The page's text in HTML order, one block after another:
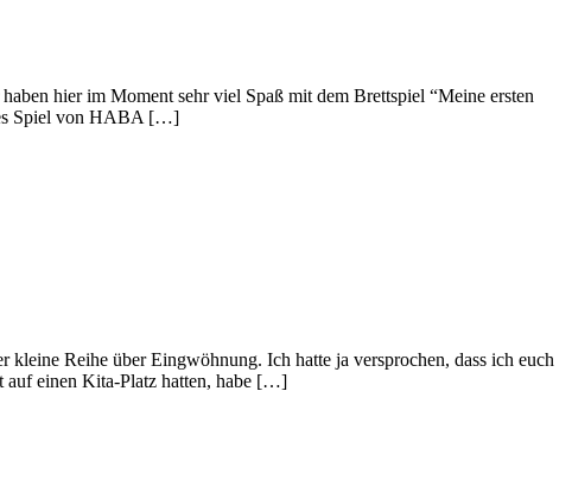
hier im Moment sehr viel Spaß mit dem Brettspiel “Meine ersten
Spiel von HABA […]
Reihe über Eingwöhnung. Ich hatte ja versprochen, dass ich euch
auf einen Kita-Platz hatten, habe […]